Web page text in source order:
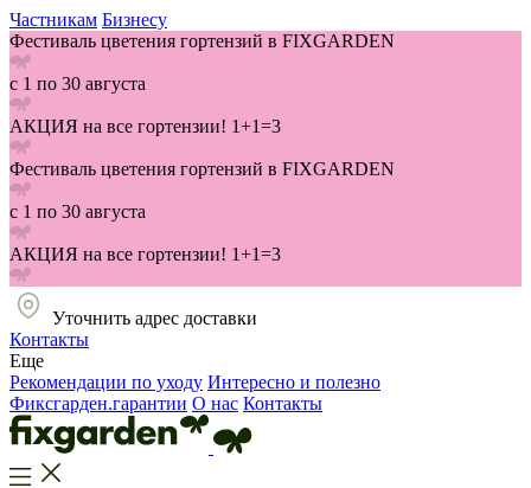
Частникам Бизнесу
Фестиваль цветения гортензий в FIXGARDEN
с 1 по 30 августа
АКЦИЯ на все гортензии! 1+1=3
Фестиваль цветения гортензий в FIXGARDEN
с 1 по 30 августа
АКЦИЯ на все гортензии! 1+1=3
Уточнить адрес доставки
Контакты
Еще
Рекомендации по уходу Интересно и полезно
Фиксгарден.гарантии О нас Контакты